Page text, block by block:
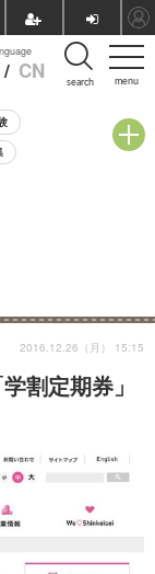
menu
/ CN search
割定期券」
2016.12.26（月） 15:15